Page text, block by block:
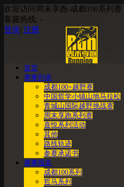
欢迎访问周末享跑-成都100系列赛
客服热线: -
登录| 注册
首页
赛事列表
成都100+越野赛
中国哲学小镇山地马拉松
青城山国际越野挑战赛
周末享跑系列赛
喜悦系列活动
其他
路线轨迹
参赛承诺书
赛事报名
成都100系列
哲马系列